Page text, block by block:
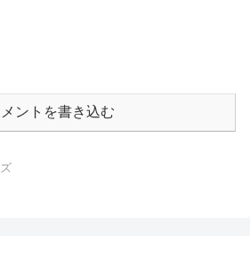
ントを書き込む